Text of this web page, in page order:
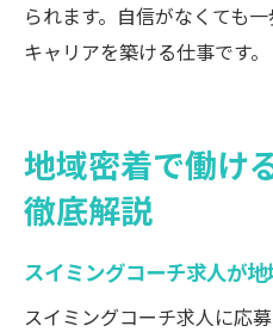
られます。自信がなくても
キャリアを築ける仕事です。
地域密着で働け
徹底解説
スイミングコーチ求人が
スイミングコーチ求人に応